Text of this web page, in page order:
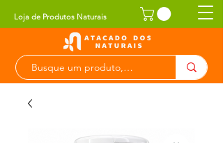
Loja de Produtos Naturais